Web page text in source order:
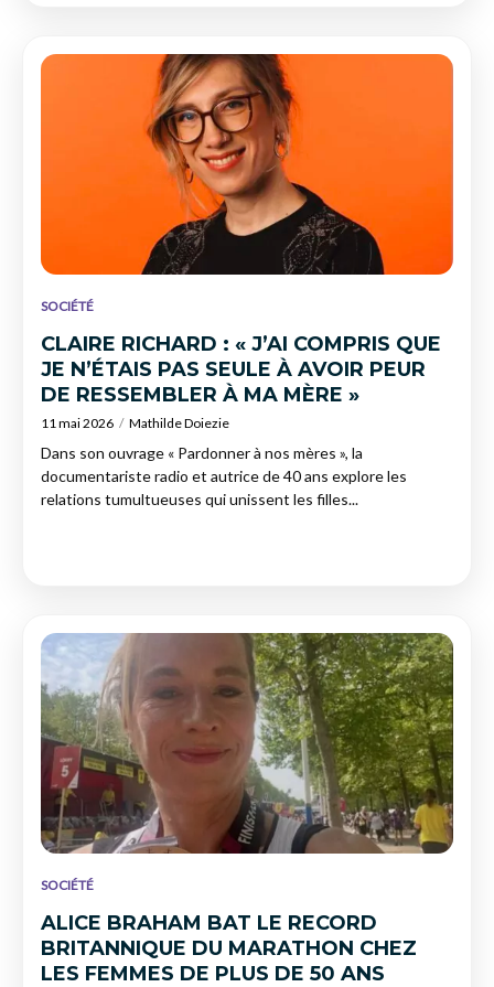
SOCIÉTÉ
CLAIRE RICHARD : « J’AI COMPRIS QUE
JE N’ÉTAIS PAS SEULE À AVOIR PEUR
DE RESSEMBLER À MA MÈRE »
11 mai 2026 Mathilde Doiezie
Dans son ouvrage « Pardonner à nos mères », la
documentariste radio et autrice de 40 ans explore les
relations tumultueuses qui unissent les filles...
SOCIÉTÉ
ALICE BRAHAM BAT LE RECORD
BRITANNIQUE DU MARATHON CHEZ
LES FEMMES DE PLUS DE 50 ANS